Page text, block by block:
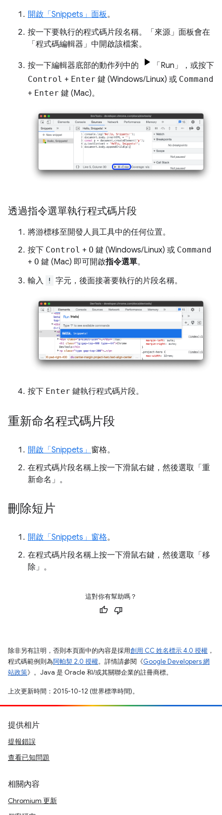
開啟「Snippets」 面板。
按一下要執行的程式碼片段名稱。「來源」 面板會在
「程式碼編輯器」 中開啟該檔案。
按一下編輯器底部的動作列中的 「Run」 ，或按下
Control + Enter 鍵 (Windows/Linux) 或 Command
+ Enter 鍵 (Mac)。
透過指令選單執行程式碼片段
將游標移至開發人員工具中的任何位置。
按下 Control + O 鍵 (Windows/Linux) 或 Command
+ O 鍵 (Mac) 即可開啟指令選單。
輸入
! 字元，後面接著要執行的片段名稱。
按下 Enter 鍵執行程式碼片段。
重新命名程式碼片段
開啟「Snippets」 窗格。
在程式碼片段名稱上按一下滑鼠右鍵，然後選取「重
新命名」 。
刪除短片
開啟「Snippets」 窗格。
在程式碼片段名稱上按一下滑鼠右鍵，然後選取「移
除」 。
這對你有幫助嗎？
除非另有註明，否則本頁面中的內容是採用創用 CC 姓名標示 4.0 授權 ，
程式碼範例則為阿帕契 2.0 授權。詳情請參閱《Google Developers 網
站政策》。Java 是 Oracle 和/或其關聯企業的註冊商標。
上次更新時間：2015-10-12 (世界標準時間)。
提供相片
提報錯誤
查看已知問題
相關內容
Chromium 更新